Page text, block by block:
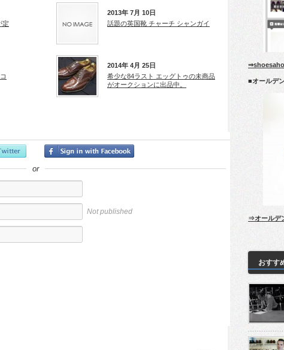
定
2013年 7月 10日
話題の英国靴 チャーチ シャンガイ
2014年 4月 25日
希少な84ラスト エッグトゥの未商品
がオークションに出品中。
or
Not published
■オールデ
⇒オールデ
おすす